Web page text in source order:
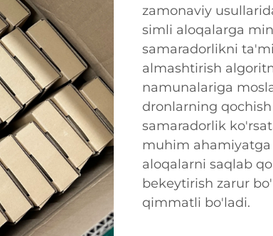
zamonaviy
simli aloqalarga
samaradorlikni
almashtirish
namunalariga
dronlarning
samaradorlik
muhim ahamiyatga
aloqalarni saqlab
bekeytirish zarur
qimmatli bo'ladi.